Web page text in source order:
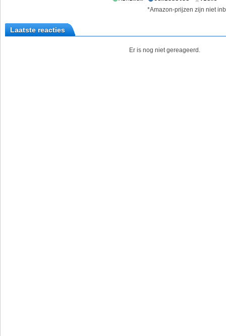
*Amazon-prijzen zijn niet
Laatste reacties
Er is nog niet gereageerd.